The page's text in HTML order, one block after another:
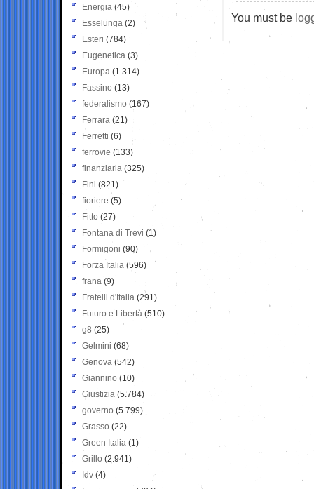
You must be
Energia (45)
Esselunga (2)
Esteri (784)
Eugenetica (3)
Europa (1.314)
Fassino (13)
federalismo (167)
Ferrara (21)
Ferretti (6)
ferrovie (133)
finanziaria (325)
Fini (821)
fioriere (5)
Fitto (27)
Fontana di Trevi (1)
Formigoni (90)
Forza Italia (596)
frana (9)
Fratelli d'Italia (291)
Futuro e Libertà (510)
g8 (25)
Gelmini (68)
Genova (542)
Giannino (10)
Giustizia (5.784)
governo (5.799)
Grasso (22)
Green Italia (1)
Grillo (2.941)
Idv (4)